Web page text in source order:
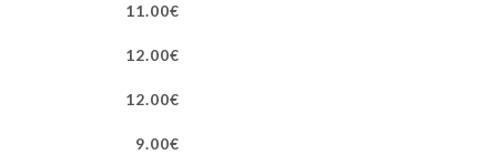
11.00€
12.00€
12.00€
9.00€